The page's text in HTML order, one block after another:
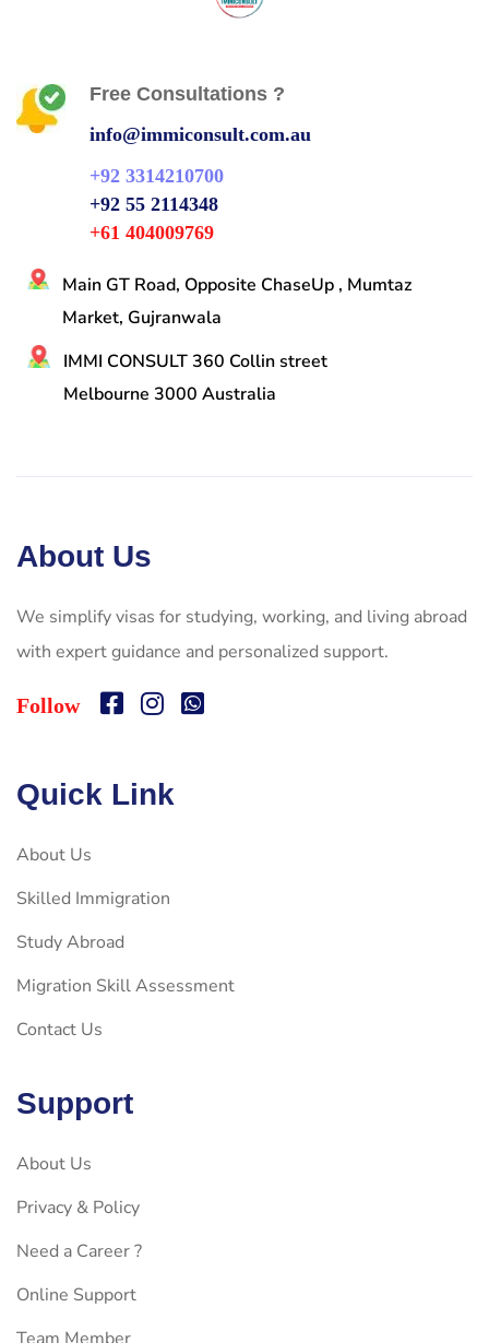
Free Consultations ?
info@immiconsult.com.au
+92 3314210700
+92 55 2114348
+61 404009769
Main GT Road, Opposite ChaseUp , Mumtaz
Market, Gujranwala
IMMI CONSULT 360 Collin street
Melbourne 3000 Australia
About Us
We simplify visas for studying, working, and living abroad
with expert guidance and personalized support.
Follow
Quick Link
About Us
Skilled Immigration
Study Abroad
Migration Skill Assessment
Contact Us
Support
About Us
Privacy & Policy
Need a Career ?
Online Support